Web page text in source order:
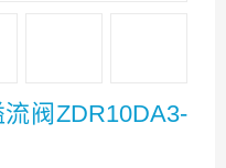
阀ZDR10DA3-